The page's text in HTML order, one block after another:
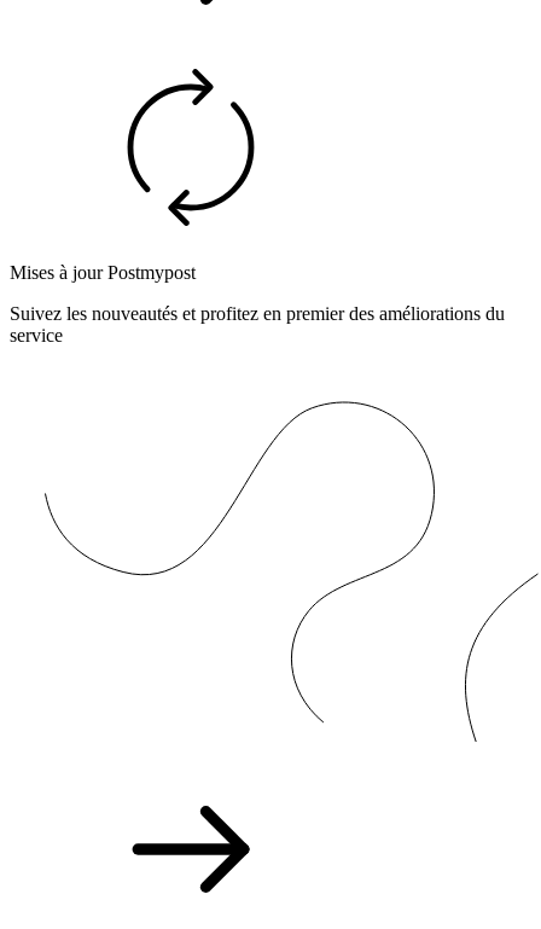
Mises à jour Postmypost
Suivez les nouveautés et profitez en premier des améliorations du
service